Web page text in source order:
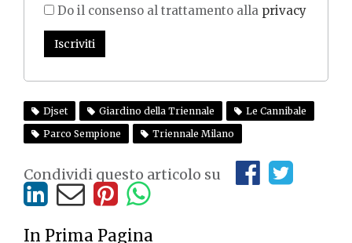
Do il consenso al trattamento alla privacy
Iscriviti
Djset Giardino della Triennale
Le Cannibale
Parco Sempione
Triennale Milano
Condividi questo articolo su
In Prima Pagina